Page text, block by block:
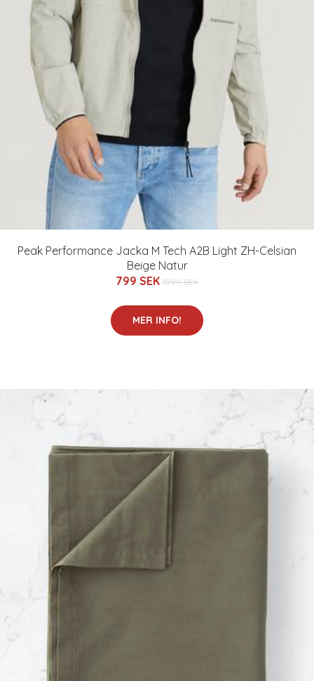
Peak Performance Jacka M Tech A2B Light ZH-Celsian
Beige Natur
799 SEK 1599 SEK
MER INFO!